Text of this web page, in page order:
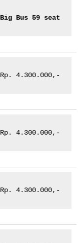
Big Bus 59 seat
Rp. 4.300.000,-
Rp. 4.300.000,-
Rp. 4.300.000,-